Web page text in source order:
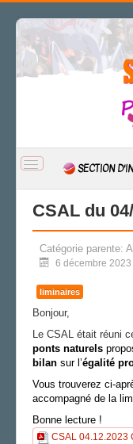
BASCULER
NAVIGATION
SECTION
CSAL
CAP/Recours
FS SSCT
LA SECTION
ADHÉRER
CSAL du
Catégorie parente:
6 décembre 2023
liminaires
Bonjour,
Le CSAL était réuni
ponts naturels p
bilan sur l’égalité
Vous trouverez ci-
accompagné de la
Bonne lecture !
CSAL 04.12.2023